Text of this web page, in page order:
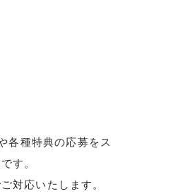
各種特典の応募をス
す。
対応いたします。